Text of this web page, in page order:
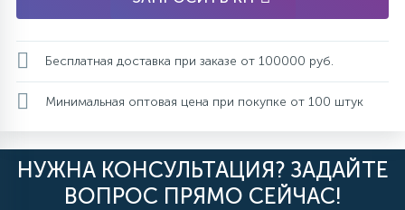
Бесплатная доставка при заказе от 100000 руб.
Минимальная оптовая цена при покупке от 100 штук
НУЖНА КОНСУЛЬТАЦИЯ? ЗАДАЙТЕ
ВОПРОС ПРЯМО СЕЙЧАС!